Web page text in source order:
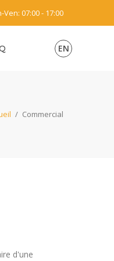
Ven: 07:00 - 17:00
EN
/ Commercial
d'une